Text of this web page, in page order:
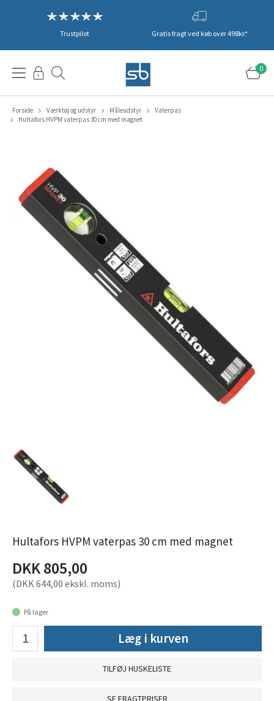
Trustpilot Gratis fragt ved køb over 498kr.*
0
Forside Værktøj og udstyr Måleudstyr
Vaterpas
Hultafors HVPM vaterpas 30 cm med magnet
Hultafors HVPM vaterpas 30 cm med magnet
DKK 805,00
(DKK 644,00 ekskl. moms)
På lager
Læg i kurven
TILFØJ HUSKELISTE